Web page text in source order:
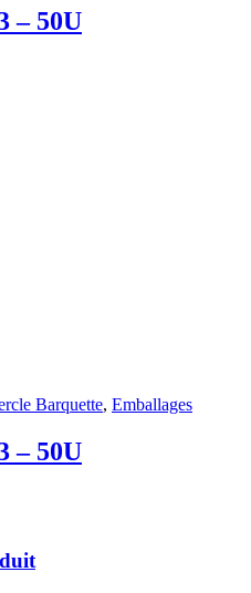
– 50U
Barquette, Emballages
– 50U